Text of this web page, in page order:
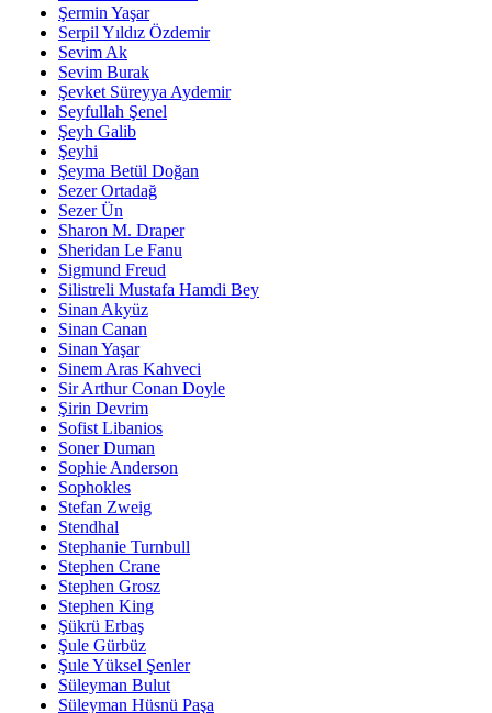
Şermin Yaşar
Serpil Yıldız Özdemir
Sevim Ak
Sevim Burak
Şevket Süreyya Aydemir
Seyfullah Şenel
Şeyh Galib
Şeyhi
Şeyma Betül Doğan
Sezer Ortadağ
Sezer Ün
Sharon M. Draper
Sheridan Le Fanu
Sigmund Freud
Silistreli Mustafa Hamdi Bey
Sinan Akyüz
Sinan Canan
Sinan Yaşar
Sinem Aras Kahveci
Sir Arthur Conan Doyle
Şirin Devrim
Sofist Libanios
Soner Duman
Sophie Anderson
Sophokles
Stefan Zweig
Stendhal
Stephanie Turnbull
Stephen Crane
Stephen Grosz
Stephen King
Şükrü Erbaş
Şule Gürbüz
Şule Yüksel Şenler
Süleyman Bulut
Süleyman Hüsnü Paşa